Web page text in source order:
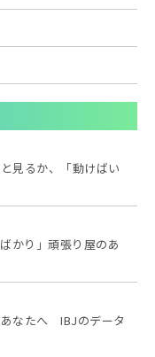
見るか、「動けばい
かり」頑張り屋のあ
あなたへ IBJのデータ